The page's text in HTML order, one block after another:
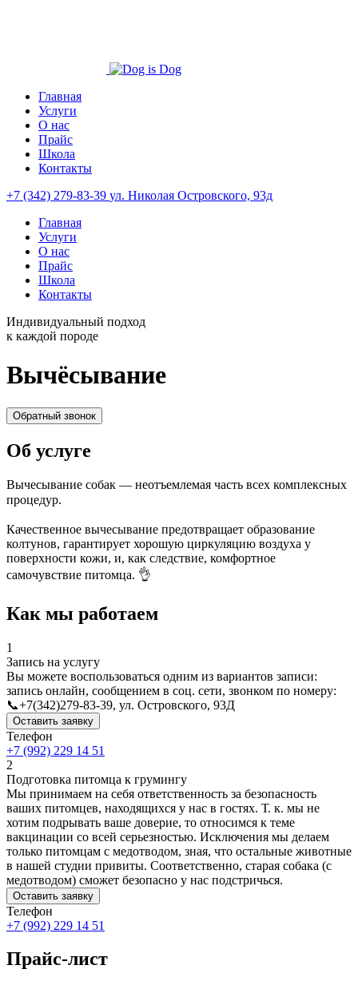
Главная
Услуги
О нас
Прайс
Школа
Контакты
+7 (342) 279-83-39 ул. Николая Островского, 93д
Главная
Услуги
О нас
Прайс
Школа
Контакты
Индивидуальный подход
к каждой породе
Вычёсывание
Обратный звонок
Об услуге
Вычесывание собак — неотъемлемая часть всех комплексных
процедур. ⁣⁣⠀
Качественное вычесывание предотвращает образование
колтунов, гарантирует хорошую циркуляцию воздуха у
поверхности кожи, и, как следствие, комфортное
самочувствие питомца. 👌⁣⁣⠀
Как мы работаем
1
Запись на услугу
Вы можете воспользоваться одним из вариантов записи:
запись онлайн, сообщением в соц. сети, звонком по номеру:
📞+7(342)279-83-39, ул. Островского, 93Д
Оставить заявку
Телефон
+7 (992) 229 14 51
2
Подготовка питомца к грумингу
Мы принимаем на себя ответственность за безопасность
ваших питомцев, находящихся у нас в гостях. Т. к. мы не
хотим подрывать ваше доверие, то относимся к теме
вакцинации со всей серьезностью. Исключения мы делаем
только питомцам с медотводом, зная, что остальные животные
в нашей студии привиты. Соответственно, старая собака (с
медотводом) сможет безопасно у нас подстричься.
Оставить заявку
Телефон
+7 (992) 229 14 51
Прайс-лист